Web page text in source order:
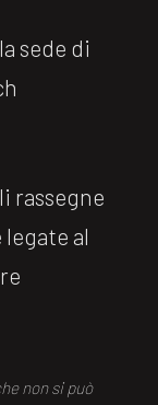
sede di
rassegne
al
non si può